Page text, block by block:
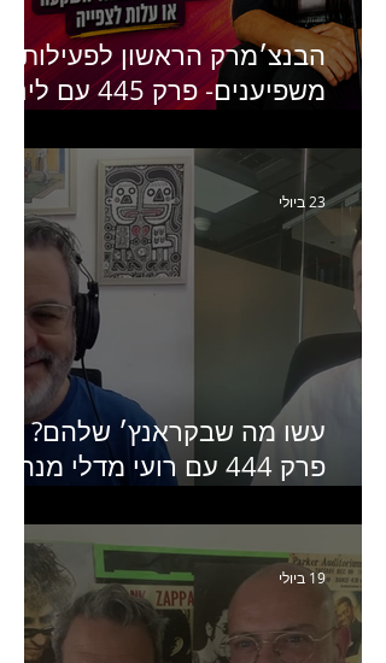
הבנצ׳מרק הראשון לפעילות
משפיענים- פרק 445 עם לינוי
Humanz ישראל
עשו מה שבקראנץ׳ שלהם?
פרק 444 עם רועי מדלי מנהל
האחרון של קראנץ׳
23 ביולי
19 ביולי